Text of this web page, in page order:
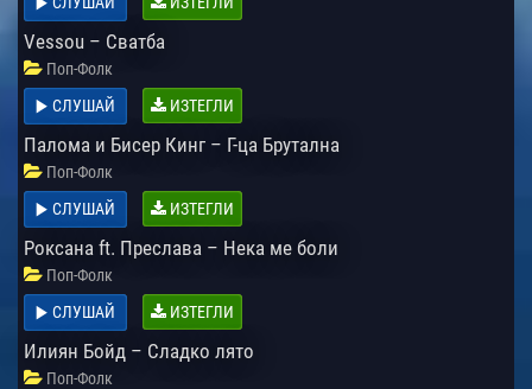
Vessou – Сватба
Поп-Фолк
СЛУШАЙ
ИЗТЕГЛИ
Палома и Бисер Кинг – Г-ца Брутална
Поп-Фолк
СЛУШАЙ
ИЗТЕГЛИ
Роксана ft. Преслава – Нека ме боли
Поп-Фолк
СЛУШАЙ
ИЗТЕГЛИ
Илиян Бойд – Сладко лято
Поп-Фолк